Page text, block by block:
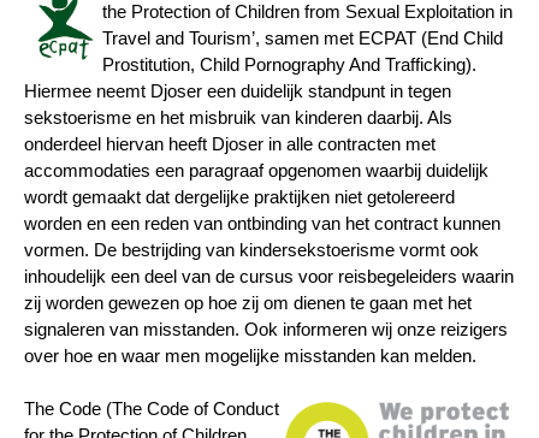
the Protection of Children from Sexual Exploitation in
Travel and Tourism’, samen met ECPAT (End Child
Prostitution, Child Pornography And Trafficking).
Hiermee neemt Djoser een duidelijk standpunt in tegen
sekstoerisme en het misbruik van kinderen daarbij. Als
onderdeel hiervan heeft Djoser in alle contracten met
accommodaties een paragraaf opgenomen waarbij duidelijk
wordt gemaakt dat dergelijke praktijken niet getolereerd
worden en een reden van ontbinding van het contract kunnen
vormen. De bestrijding van kindersekstoerisme vormt ook
inhoudelijk een deel van de cursus voor reisbegeleiders waarin
zij worden gewezen op hoe zij om dienen te gaan met het
signaleren van misstanden. Ook informeren wij onze reizigers
over hoe en waar men mogelijke misstanden kan melden.
The Code (The Code of Conduct